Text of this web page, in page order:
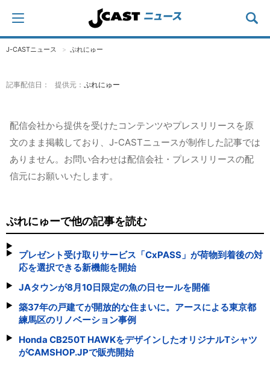
J-CASTニュース ぷれにゅー
記事配信日： 提供元： ぷれにゅー
配信会社から提供を受けたコンテンツやプレスリリースを原
文のまま掲載しており、J-CASTニュースが制作した記事では
ありません。お問い合わせは配信会社・プレスリリースの配
信元にお願いいたします。
ぷれにゅーで他の記事を読む
プレゼント受け取りサービス「CxPASS」が荷物到着後の対
応を選択できる新機能を開始
JAタウンが8月10日限定の魚の日セールを開催
築37年の戸建てが開放的な住まいに。アースによる東京都
練馬区のリノベーション事例
Honda CB250T HAWKをデザインしたオリジナルTシャツ
がCAMSHOP.JPで販売開始